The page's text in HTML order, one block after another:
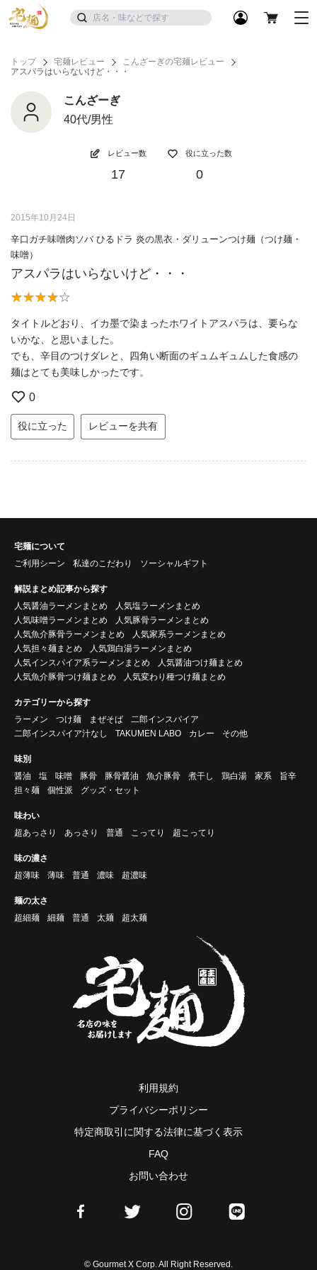
トップ 宅麺レビュー
こんざーぎの宅麺レビュー
アスパラはいらないけど・・・
こんざーぎ
40代/男性
レビュー数
17
役に立った数
0
2015年10月24日
辛口ガチ味噌肉ソバ ひるドラ 炎の黒衣・ダリューンつけ麺（つけ麺・
味噌）
アスパラはいらないけど・・・
タイトルどおり、イカ墨で染まったホワイトアスパラは、要らな
いかな、と思いました。
でも、辛目のつけダレと、四角い断面のギュムギュムした食感の
麺はとても美味しかったです。
0
役に立った レビューを共有
宅麺について
ご利用シーン
私達のこだわり ソーシャルギフト
解説まとめ記事から探す
人気醤油ラーメンまとめ
人気塩ラーメンまとめ
人気味噌ラーメンまとめ
人気豚骨ラーメンまとめ
人気魚介豚骨ラーメンまとめ
人気家系ラーメンまとめ
人気担々麺まとめ
人気鶏白湯ラーメンまとめ
人気インスパイア系ラーメンまとめ
人気醤油つけ麺まとめ
人気魚介豚骨つけ麺まとめ
人気変わり種つけ麺まとめ
カテゴリーから探す
ラーメン
つけ麺 まぜそば
二郎インスパイア
二郎インスパイア汁なし
TAKUMEN LABO カレー その他
味別
醤油
塩 味噌 豚骨 豚骨醤油 魚介豚骨 煮干し 鶏白湯 家系
旨辛
担々麺
個性派 グッズ・セット
味わい
超あっさり
あっさり 普通 こってり 超こってり
味の濃さ
超薄味
薄味 普通 濃味 超濃味
麺の太さ
超細麺
細麺 普通 太麺 超太麺
利用規約
プライバシーポリシー
特定商取引に関する法律に基づく表示
FAQ
お問い合わせ
© Gourmet X Corp. All Right Reserved.